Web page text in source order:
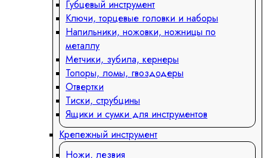
Губцевый инструмент
Ключи, торцевые головки и наборы
Напильники, ножовки, ножницы по
металлу
Метчики, зубила, кернеры
Топоры, ломы, гвоздодеры
Отвертки
Тиски, струбцины
Ящики и сумки для инструментов
Крепежный инструмент
Ножи, лезвия